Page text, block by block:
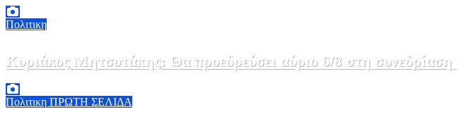
Πολιτικη
Κυριάκος Μητσοτάκης: Θα προεδρεύσει αύριο 6/8 στη
Πολιτικη ΠΡΩΤΗ ΣΕΛΙΔΑ